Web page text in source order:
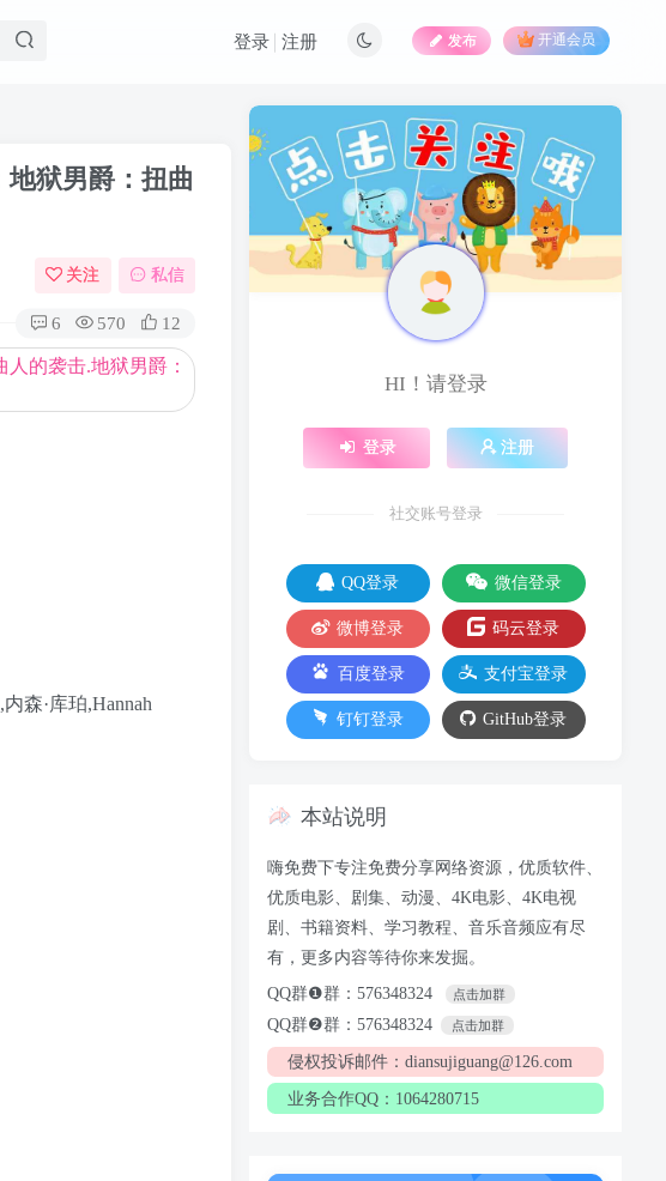
发布 开通会员
登录 注册
地狱男爵：扭曲
关注 私信
6 570 12
森·库珀,Hannah
HI！请登录
登录 注册
社交账号登录
QQ登录 微信登录
微博登录 码云登录
百度登录 支付宝登录
钉钉登录 GitHub登录
本站说明
嗨免费下专注免费分享网络资源，优质软件、
优质电影、剧集、动漫、4K电影、4K电视
剧、书籍资料、学习教程、音乐音频应有尽
有，更多内容等待你来发掘。
QQ群❶群：576348324
点击加群
QQ群❷群：576348324 点击加群
侵权投诉邮件：diansujiguang@126.com
业务合作QQ：1064280715